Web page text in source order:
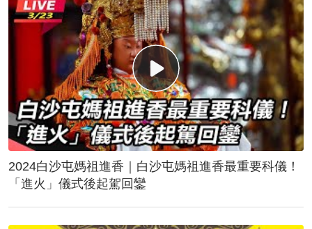
2024白沙屯媽祖進香｜白沙屯媽祖進香最重要科儀！
「進火」儀式後起駕回鑾